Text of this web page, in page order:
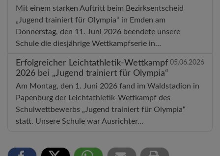
Mit einem starken Auftritt beim Bezirksentscheid
„Jugend trainiert für Olympia“ in Emden am
Donnerstag, den 11. Juni 2026 beendete unsere
Schule die diesjährige Wettkampfserie in…
Erfolgreicher Leichtathletik-Wettkampf
2026 bei „Jugend trainiert für Olympia“
05.06.2026
Am Montag, den 1. Juni 2026 fand im Waldstadion in
Papenburg der Leichtathletik-Wettkampf des
Schulwettbewerbs „Jugend trainiert für Olympia“
statt. Unsere Schule war Ausrichter…